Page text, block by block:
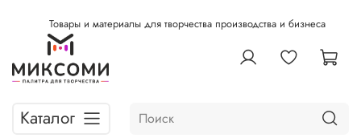
Товары и материалы для творчества производства и бизнеса
Каталог